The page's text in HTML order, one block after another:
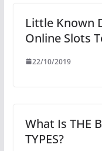
Little Known
Online Slots
22/10/2019
What Is THE
TYPES?